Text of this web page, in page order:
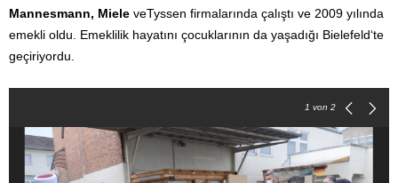
Mannesmann, Miele veTyssen firmalarında çalıştı ve 2009 yılında
emekli oldu. Emeklilik hayatını çocuklarının da yaşadığı Bielefeld‘te
geçiriyordu.
1 von 2